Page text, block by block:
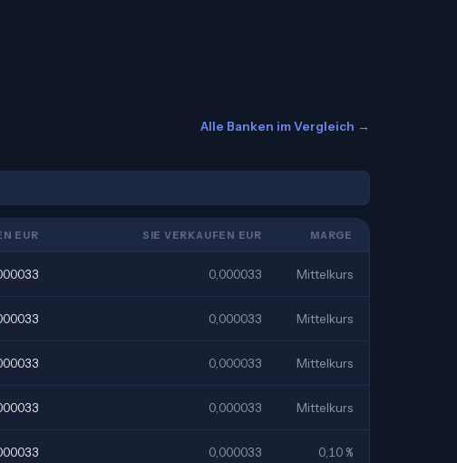
Alle Banken im Vergleich →
EUR SIE VERKAUFEN EUR MARGE
0,000033 Mittelkurs
0,000033 Mittelkurs
0,000033 Mittelkurs
0,000033 Mittelkurs
0,000033 0,10 %